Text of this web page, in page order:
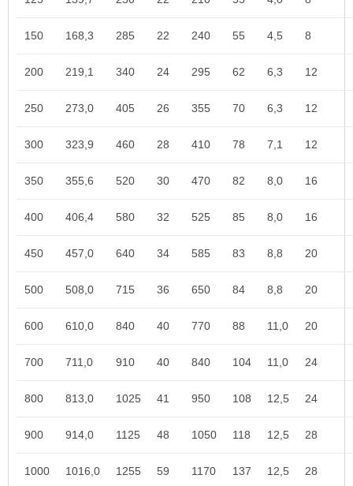
150 168,3 285 22 240 55 4,5 8
200 219,1 340 24 295 62 6,3 12
250 273,0 405 26 355 70 6,3 12
300 323,9 460 28 410 78 7,1 12
350 355,6 520 30 470 82 8,0 16
400 406,4 580 32 525 85 8,0 16
450 457,0 640 34 585 83 8,8 20
500 508,0 715 36 650 84 8,8 20
600 610,0 840 40 770 88 11,0 20
700 711,0 910 40 840 104 11,0 24
800 813,0 1025 41 950 108 12,5 24
900 914,0 1125 48 1050 118 12,5 28
1000 1016,0 1255 59 1170 137 12,5 28